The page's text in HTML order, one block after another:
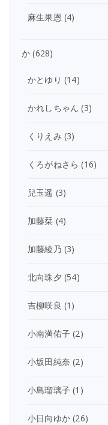
麻生果恩 (4)
か (628)
かとゆり (14)
かれしちゃん (3)
くりえみ (3)
くろがねさら (16)
兒玉遥 (3)
加藤栞 (4)
加藤綾乃 (3)
北向珠夕 (54)
吉柳咲良 (1)
小南満佑子 (2)
小坂田純奈 (2)
小島瑠璃子 (1)
小日向ゆか (26)